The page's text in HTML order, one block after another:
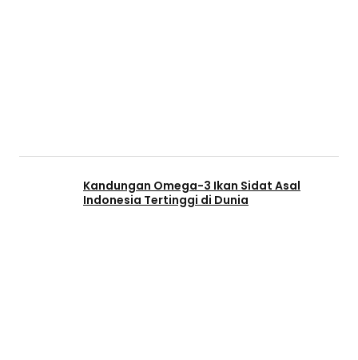
Kandungan Omega-3 Ikan Sidat Asal
Indonesia Tertinggi di Dunia